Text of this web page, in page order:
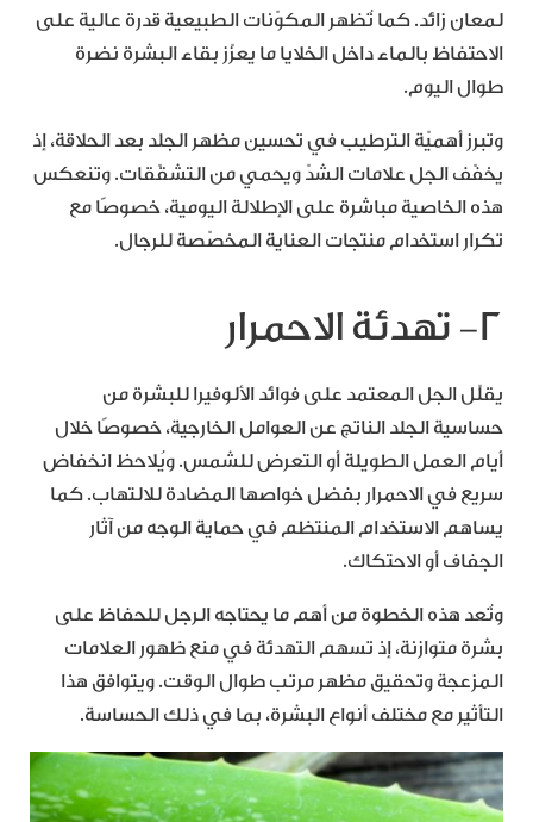
لمعان زائد. كما تُظهر المكوّنات الطبيعية قدرة عالية على
الاحتفاظ بالماء داخل الخلايا ما يعزّز بقاء البشرة نضرة
طوال اليوم.
وتبرز أهميّة الترطيب في تحسين مظهر الجلد بعد الحلاقة، إذ
يخفّف الجل علامات الشدّ ويحمي من التشقّقات. وتنعكس
هذه الخاصية مباشرة على الإطلالة اليومية، خصوصًا مع
تكرار استخدام منتجات العناية المخصّصة للرجال.
٢- تهدئة الاحمرار
يقلّل الجل المعتمد على فوائد الألوفيرا للبشرة من
حساسية الجلد الناتج عن العوامل الخارجية، خصوصًا خلال
أيام العمل الطويلة أو التعرض للشمس. ويُلاحظ انخفاض
سريع في الاحمرار بفضل خواصها المضادة للالتهاب. كما
يساهم الاستخدام المنتظم في حماية الوجه من آثار
الجفاف أو الاحتكاك.
وتُعد هذه الخطوة من أهم ما يحتاجه الرجل للحفاظ على
بشرة متوازنة، إذ تسهم التهدئة في منع ظهور العلامات
المزعجة وتحقيق مظهر مرتب طوال الوقت. ويتوافق هذا
التأثير مع مختلف أنواع البشرة، بما في ذلك الحساسة.